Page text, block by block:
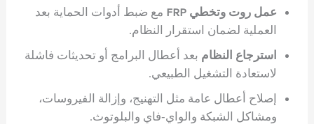
عمل روت وتخطي FRP
مع ضبط أدوات الحماية بعد
العملية لضمان استقرار النظام.
استرجاع النظام بعد أعطال البرامج أو تحديثات فاشلة
لاستعادة التشغيل الطبيعي.
إصلاح أعطال عامة مثل التهنيج، وإزالة الفيروسات،
ومشاكل الشبكة والواي‑فاي والبلوتوث.